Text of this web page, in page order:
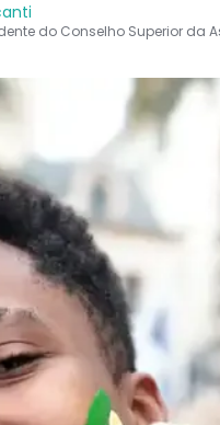
do Conselho Superior da